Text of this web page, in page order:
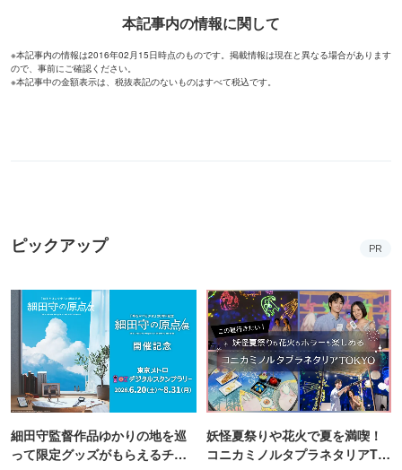
本記事内の情報に関して
※本記事内の情報は2016年02月15日時点のものです。掲載情報は現在と異なる場合があります
ので、事前にご確認ください。
※本記事中の金額表示は、税抜表記のないものはすべて税込です。
ピックアップ PR
細田守監督作品ゆかりの地を巡
って限定グッズがもらえるチャ
妖怪夏祭りや花火で夏を満喫！
コニカミノルタプラネタリアTO